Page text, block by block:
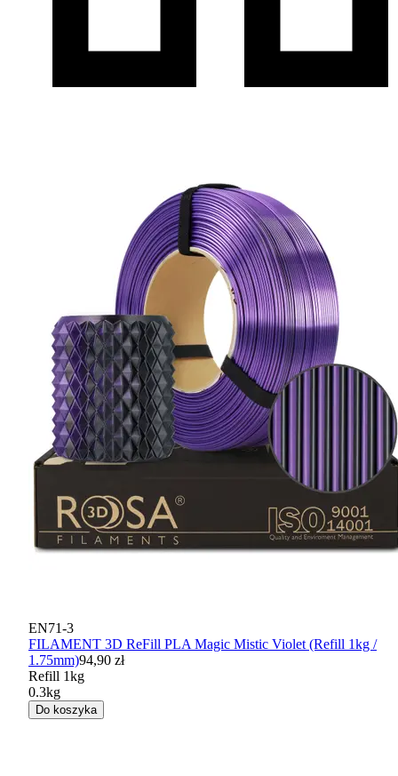
EN71-3
FILAMENT 3D ReFill PLA Magic Mistic Violet (Refill 1kg /
1.75mm)94,90 zł
Refill 1kg
0.3kg
Do koszyka